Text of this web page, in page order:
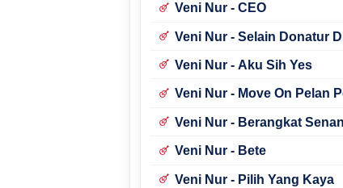
Veni Nur - CEO
Veni Nur - Selain Donatur
Veni Nur - Aku Sih Yes
Veni Nur - Move On Pelan
Veni Nur - Berangkat
Veni Nur - Bete
Veni Nur - Pilih Yang Kaya